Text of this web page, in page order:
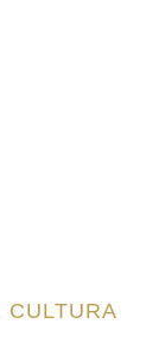
CULTURA